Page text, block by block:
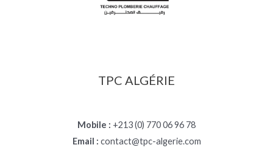
TPC ALGÉRIE
Mobile : +213 (0) 770 06 96 78
Email : contact@tpc-algerie.com